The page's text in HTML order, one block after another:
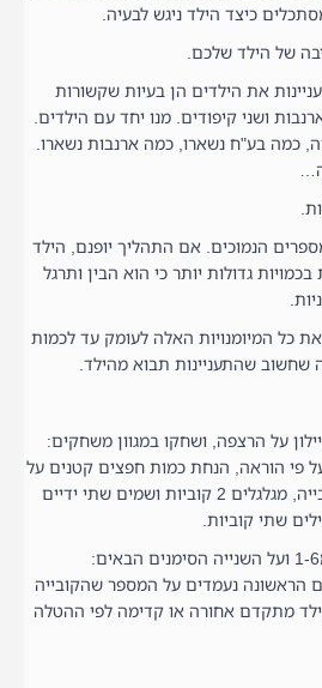
כיצד הילד ניגש לבעיה.
של הילד שלכם.
את הילדים הן בעיות שקשורות
ושני קיפודים. מנו יחד עם הילדים.
כמה בע"ח נשארו, כמה ארנבות נשארו.
הנמוכים. אם התהליך יופנם, הילד
גדולות יותר כי הוא הבין ותרגל
כל המיומנויות האלה לעומק עד לכמות
על הרצפה, ושחקו במגוון משחקים:
פי הוראה, הנחת כמות חפצים קטנים על
פי מספר שגלגלתם בקובייה, מגלגלים 2 קוביות ושמים שתי ידיים
שתי קוביות.
על אחת מהן מספרים מ1-6 ועל השנייה הסימנים הבאים:
,2-,3- בפעם הראשונה נעמדים על המספר שהקובייה
מתקדם אחורה או קדימה לפי ההטלה